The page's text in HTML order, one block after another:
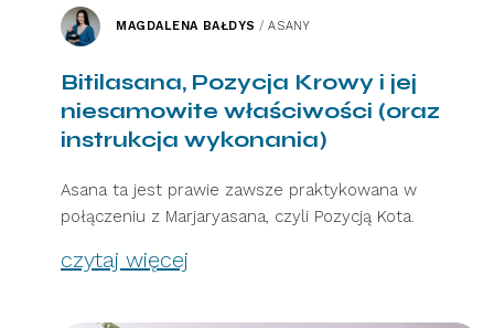
MAGDALENA BAŁDYS /ASANY
Bitilasana, Pozycja Krowy i jej
niesamowite właściwości (oraz
instrukcja wykonania)
Asana ta jest prawie zawsze praktykowana w
połączeniu z Marjaryasana, czyli Pozycją Kota.
czytaj więcej